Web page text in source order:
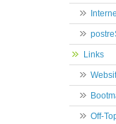
Links
Off-